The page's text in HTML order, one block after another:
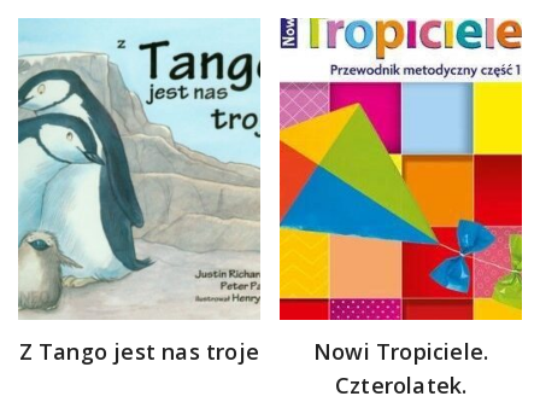
Z Tango jest nas troje
Nowi Tropiciele.
Czterolatek.